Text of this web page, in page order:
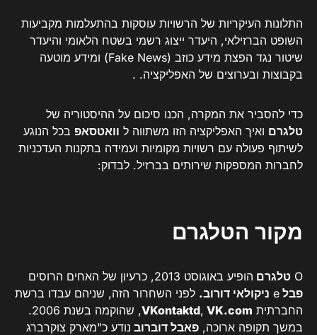
התלונות העיקריות של הרשויות עוסקות בהתעלמות מקביעות
השופט הברזילאי, היעדר ייצוג רשמי בשטח הלאומי והיעדר
שיטור נגד הפצת מידע כוזב (Fake News) ומידע מוטעה
בקבוצות ובערוצים של האפליקציה. .
כדי להסביר את המקרה, הכנו סיכום על ההיסטוריה של
טלגרם ואיך האפליקציה הזו משתווה ל וואטסאפ בכל הנוגע
לשיתוף פעולה עם רשויות מקומיות ועמידה בתקנות העדכניות
לחברות המספקות שירותים בברזיל. לבדוק:
מקור הטלגרם
O טלגרם הופיע באוגוסט 2013, כרעיון של האחים הרוסים
פבל e ניקולאי דורוב. לפני השחרור הזה, שניהם עבדו ברשת
החברתית
VKontaktd, VK.com
, שהוקמה בשנת 2006.
במשך תקופה ארוכה, פאבל דוברוב נודע כ"מארק צוקרברג